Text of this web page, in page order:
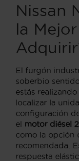
Nissan
la
El furgón
soberbio
estás
localizar la
configuración
el motor diésel
como la opción
recomendada.
respuesta